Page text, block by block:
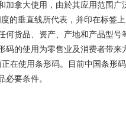
加拿大使用，由於其应用范围
的垂直线所代表，并印在标签
货品、资产、产地和产品型号
码的使用为零售业及消费者带
在使用条形码。目前中国条形
必要条件。